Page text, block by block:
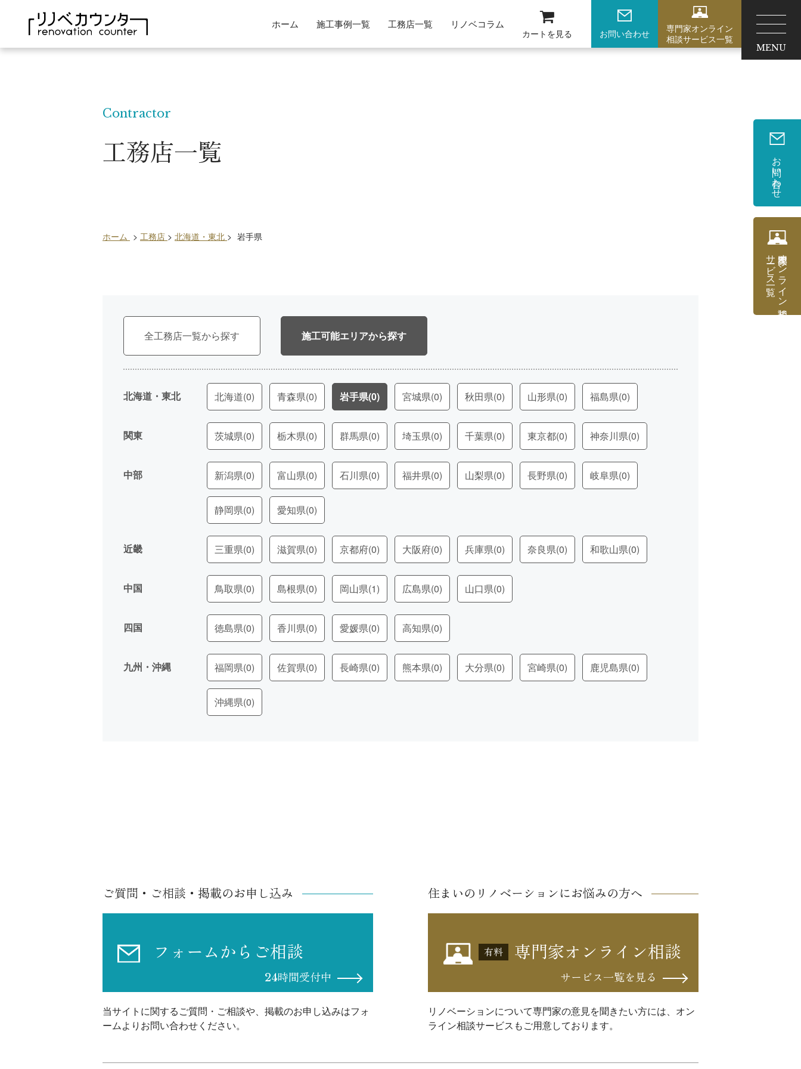
ホーム 施工事例一覧 工務店一覧 リノベコラム
カートを見る お問い合わせ
専門家オンライン
相談サービス一覧
MENU
Contractor
工務店一覧
ホーム > 工務店 > 北海道・東北 > 岩手県
全工務店一覧 施工可能エリア
北海道・東北 北海道(0) 青森県(0) 岩手県(0) 宮城県(0) 秋田県(0) 山形県(0) 福島県(0)
関東 茨城県(0) 栃木県(0) 群馬県(0) 埼玉県(0) 千葉県(0) 東京都(0) 神奈川県(0)
中部 新潟県(0) 富山県(0) 石川県(0) 福井県(0) 山梨県(0) 長野県(0) 岐阜県(0)
静岡県(0) 愛知県(0)
近畿 三重県(0) 滋賀県(0) 京都府(0) 大阪府(0) 兵庫県(0) 奈良県(0) 和歌山県(0)
中国 鳥取県(0) 島根県(0) 岡山県(1) 広島県(0) 山口県(0)
四国 徳島県(0) 香川県(0) 愛媛県(0) 高知県(0)
九州・沖縄 福岡県(0) 佐賀県(0) 長崎県(0) 熊本県(0) 大分県(0) 宮崎県(0) 鹿児島県(0)
沖縄県(0)
ご質問・ご相談・掲載のお申し込み
フォームからご相談
24時間受付中
当サイトに関するご質問・ご相談や、掲載のお申し込みはフォ
ームよりお問い合わせください。
住まいのリノベーションにお悩みの方へ
有料 専門家オンライン相談
サービス一覧を見る
リノベーションについて専門家の意見を聞きたい方には、オン
ライン相談サービスもご用意しております。
お問い合わせ
専門家オンライン相談
サービス一覧